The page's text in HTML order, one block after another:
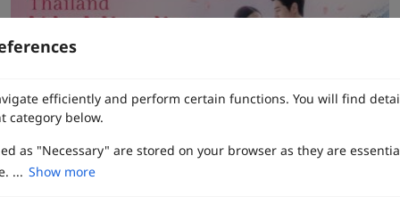
efficiently and perform certain functions. You will find
category below.
as "Necessary" are stored on your browser as they are
... Show more